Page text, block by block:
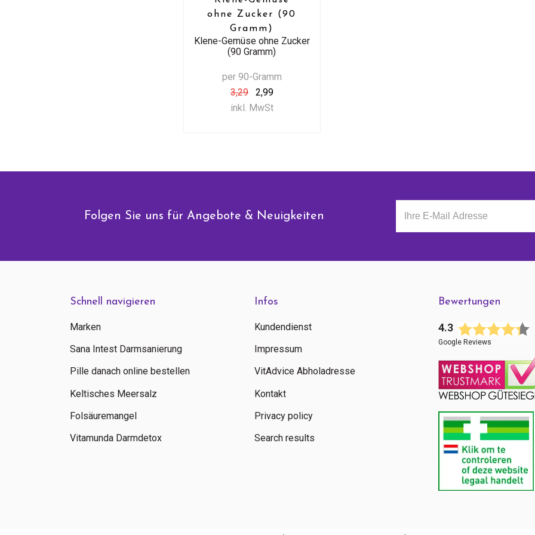
ohne Zucker (90
Gramm)
Klene-Gemüse ohne Zucker
(90 Gramm)
per 90-Gramm
3,29
2,99
inkl. MwSt
Folgen Sie uns für Angebote & Neuigkeiten
Schnell navigieren
Marken
Sana Intest Darmsanierung
Pille danach online bestellen
Keltisches Meersalz
Folsäuremangel
Vitamunda Darmdetox
Infos
Kundendienst
Impressum
VitAdvice Abholadresse
Kontakt
Privacy policy
Search results
Bewertungen
4.3
Google Reviews